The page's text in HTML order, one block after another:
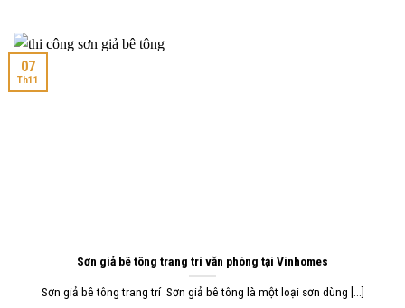
Sơn giả bê tông trang trí văn phòng tại Vinhomes
Sơn giả bê tông trang trí Sơn giả bê tông là một loại sơn dùng [...]
07
Th11